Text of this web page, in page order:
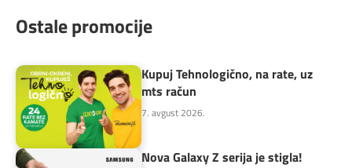
Ostale promocije
Kupuj Tehnologično, na rate, uz
mts račun
7. avgust 2026.
Nova Galaxy Z serija je stigla!